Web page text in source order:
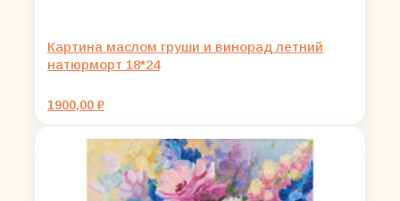
Картина маслом груши и винорад летний
натюрморт 18*24
1900,00 ₽